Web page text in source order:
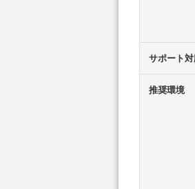
サポート対
推奨環境